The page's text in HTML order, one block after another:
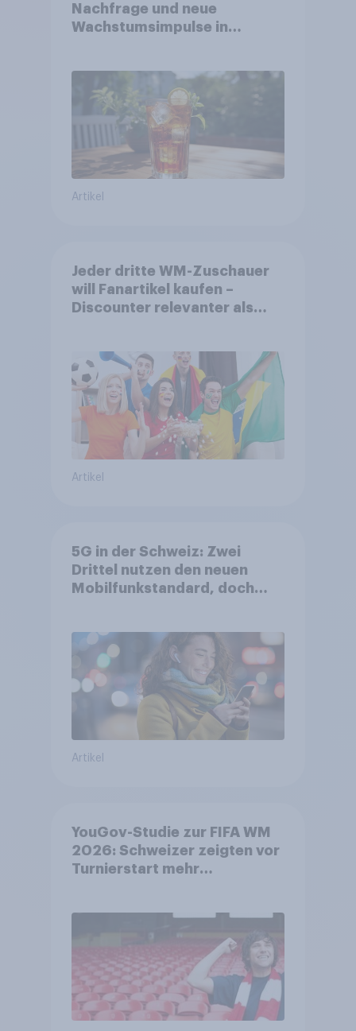
Nachfrage und neue
Wachstumsimpulse in
Artikel
Jeder dritte WM-Zuschauer
will Fanartikel kaufen –
Discounter relevanter als
Artikel
5G in der Schweiz: Zwei
Drittel nutzen den neuen
Mobilfunkstandard, doch
Artikel
YouGov-Studie zur FIFA WM
2026: Schweizer zeigten vor
Turnierstart mehr